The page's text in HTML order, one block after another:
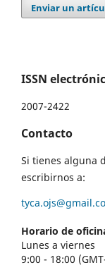
Enviar un
ISSN
2007-2422
Contacto
Si tienes alguna
escribirnos a:
Horario de
Lunes a viernes
9:00 - 18:00